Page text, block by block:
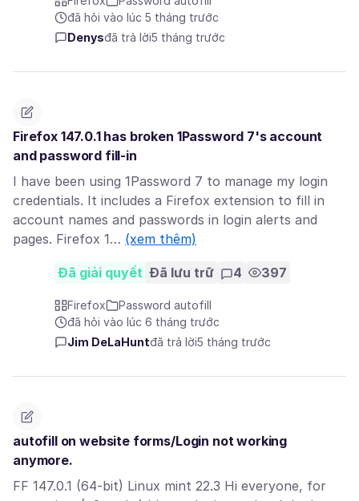
đã hỏi vào lúc 5 tháng trước
Denysđã trả lời5 tháng trước
Firefox 147.0.1 has broken 1Password 7's account
and password fill-in
I have been using 1Password 7 to manage my login
credentials. It includes a Firefox extension to fill in
account names and passwords in login alerts and
pages. Firefox 1… (xem thêm)
Đã giải quyết Đã lưu trữ 4 397
Firefox
Password autofill
đã hỏi vào lúc 6 tháng trước
Jim DeLaHuntđã trả lời5 tháng trước
autofill on website forms/Login not working
anymore.
FF 147.0.1 (64-bit) Linux mint 22.3 Hi everyone, for